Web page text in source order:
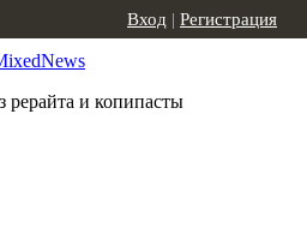
рерайта и копипасты
Вход | Регистрация